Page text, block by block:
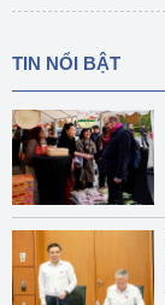
TIN NỔI BẬT